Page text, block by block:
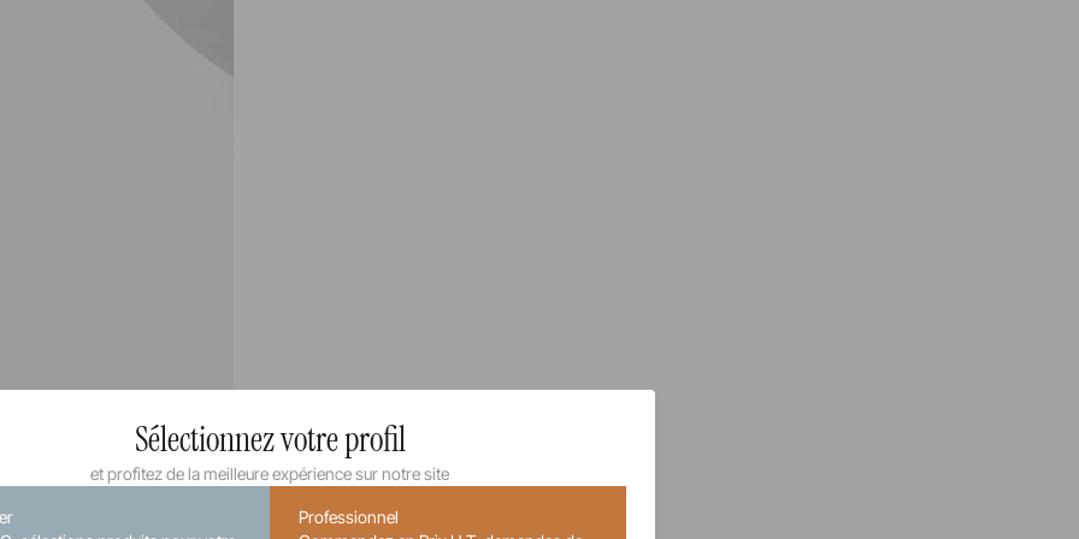
Sélectionnez votre profil
et profitez de la meilleure expérience sur notre site
Professionnel